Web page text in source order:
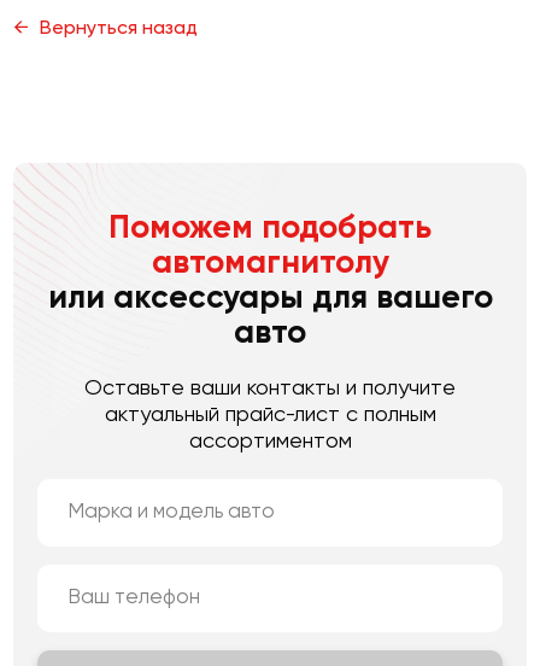
Вернуться назад
Поможем подобрать
автомагнитолу
или аксессуары для вашего
авто
Оставьте ваши контакты и получите
актуальный прайс-лист с полным
ассортиментом